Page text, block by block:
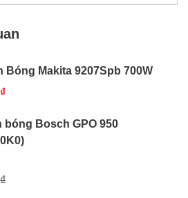
Bóng Makita 9207Spb 700W
bóng Bosch GPO 950